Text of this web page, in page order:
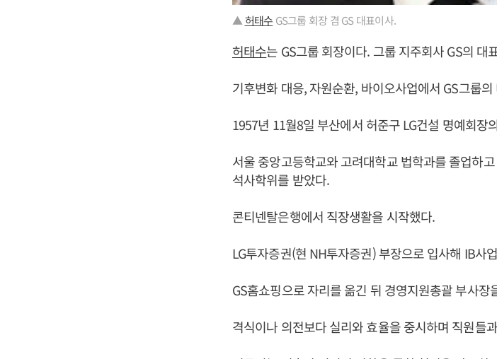
▲허태수 GS그룹 회장 겸 GS 대표이사.
허태수는 GS그룹 회장이다. 그룹 지주회사 GS의 대
기후변화 대응, 자원순환, 바이오사업에서 GS그룹
1957년 11월8일 부산에서 허준구 LG건설 명예회장
서울 중앙고등학교와 고려대학교 법학과를 졸업하
석사학위를 받았다.
콘티넨탈은행에서 직장생활을 시작했다.
LG투자증권(현 NH투자증권) 부장으로 입사해 IB사
GS홈쇼핑으로 자리를 옮긴 뒤 경영지원총괄 부사
격식이나 의전보다 실리와 효율을 중시하며 직원들